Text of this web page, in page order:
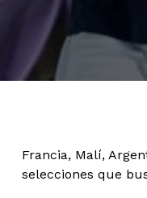
Francia, Malí,
selecciones que